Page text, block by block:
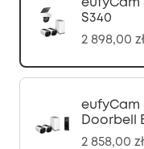
eufyCam
S340
2 898,00 zł
eufyCam
Doorbell
2 858,00 zł